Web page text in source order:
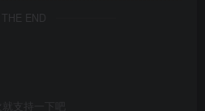
THE END
就支持一下吧